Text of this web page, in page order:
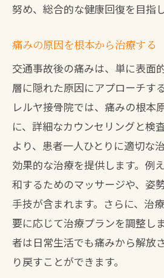
努め、総合的な健康回復を目指し
痛みの原因を根本から治療する
交通事故後の痛みは、単に表面
層に隠れた原因にアプローチす
レルヤ接骨院では、痛みの根本
に、詳細なカウンセリングと検
より、患者一人ひとりに適切な
効果的な治療を提供します。例
和するためのマッサージや、姿
手技が含まれます。さらに、治
要に応じて治療プランを調整し
者は日常生活でも痛みから解放
り戻すことができます。